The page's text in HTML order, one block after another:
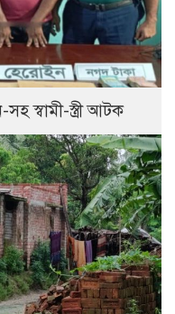
স্বামী-স্ত্রী আটক